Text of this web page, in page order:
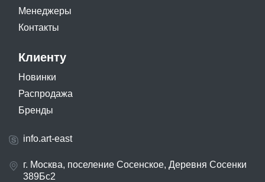
Менеджеры
Контакты
Клиенту
Новинки
Распродажа
Бренды
info.art-east
г. Москва, поселение Сосенское, Деревня Сосенки
389Бс2